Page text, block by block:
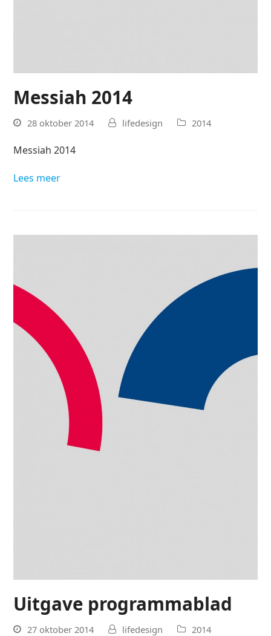
Messiah 2014
28 oktober 2014 lifedesign 2014
Messiah 2014
Lees meer
Uitgave programmablad
27 oktober 2014 lifedesign 2014